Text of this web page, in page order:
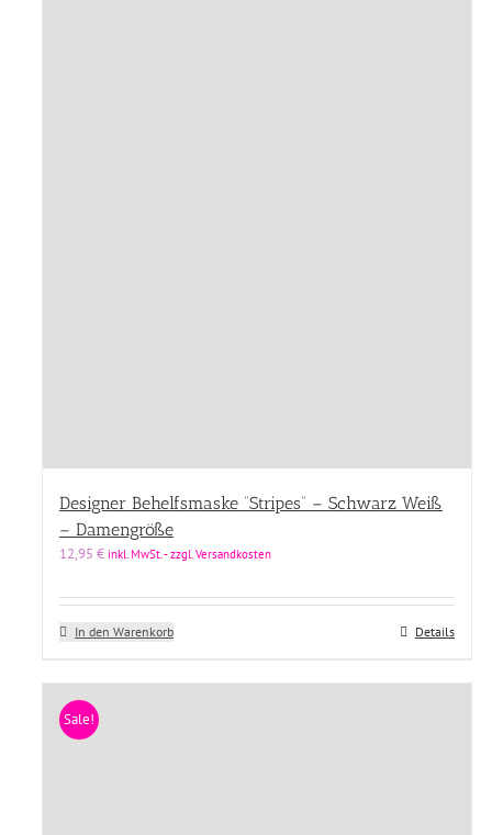
Designer Behelfsmaske “Stripes” – Schwarz Weiß
– Damengröße
12,95 € inkl. MwSt. - zzgl. Versandkosten
In den Warenkorb Details
Sale!